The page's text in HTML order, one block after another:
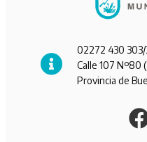
02272 430
Calle 107 Nº80
Provincia de